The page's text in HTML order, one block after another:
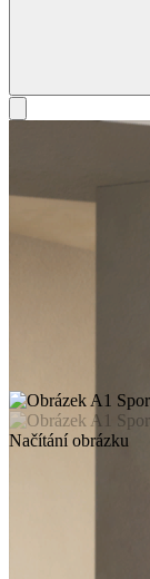
Načítání obrázku